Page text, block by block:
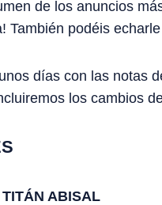
de los anuncios
También podéis
días con las notas
los cambios
ABISAL